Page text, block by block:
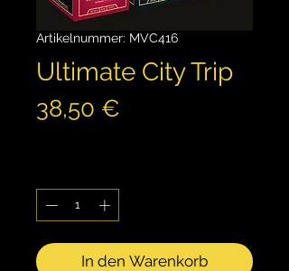
Artikelnummer: MVC416
Ultimate City Trip
38,50 €
In den Warenkorb